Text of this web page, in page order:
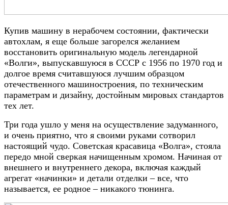
Купив машину в нерабочем состоянии, фактически
автохлам, я еще больше загорелся желанием
восстановить оригинальную модель легендарной
«Волги», выпускавшуюся в СССР с 1956 по 1970 год и
долгое время считавшуюся лучшим образцом
отечественного машиностроения, по техническим
параметрам и дизайну, достойным мировых стандартов
тех лет.
Три года ушло у меня на осуществление задуманного,
и очень приятно, что я своими руками сотворил
настоящий чудо. Советская красавица «Волга», стояла
передо мной сверкая начищенным хромом. Начиная от
внешнего и внутреннего декора, включая каждый
агрегат «начинки» и детали отделки – все, что
называется, ее родное – никакого тюнинга.